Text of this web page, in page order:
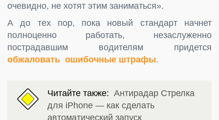
очевидно, не хотят этим заниматься».
А до тех пор, пока новый стандарт начнет
полноценно работать, незаслуженно
пострадавшим водителям придется
обжаловать ошибочные штрафы.
Читайте также: Антирадар Стрелка
для iPhone — как сделать
автоматический запуск